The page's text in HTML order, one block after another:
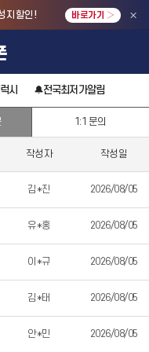
지할인! 바로가기 › ×
시 🔔전국최저가알림
1:1 문의
작성자 작성일
김*진 2026/08/05
유*홍 2026/08/05
이*규 2026/08/05
김*태 2026/08/05
안*민 2026/08/05